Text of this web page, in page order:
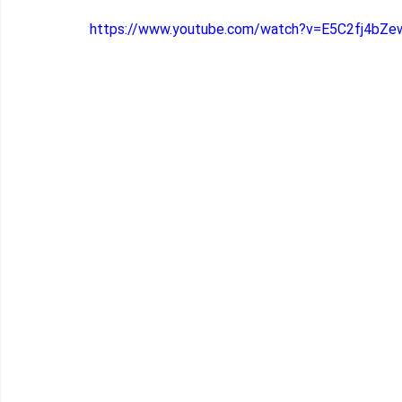
https://www.youtube.com/